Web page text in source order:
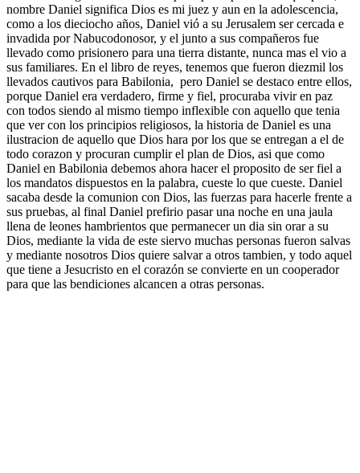
nombre Daniel significa Dios es mi juez y aun en la adolescencia,
como a los dieciocho años, Daniel vió a su Jerusalem ser cercada e
invadida por Nabucodonosor, y el junto a sus compañeros fue
llevado como prisionero para una tierra distante, nunca mas el vio a
sus familiares. En el libro de reyes, tenemos que fueron diezmil los
llevados cautivos para Babilonia, pero Daniel se destaco entre ellos,
porque Daniel era verdadero, firme y fiel, procuraba vivir en paz
con todos siendo al mismo tiempo inflexible con aquello que tenia
que ver con los principios religiosos, la historia de Daniel es una
ilustracion de aquello que Dios hara por los que se entregan a el de
todo corazon y procuran cumplir el plan de Dios, asi que como
Daniel en Babilonia debemos ahora hacer el proposito de ser fiel a
los mandatos dispuestos en la palabra, cueste lo que cueste. Daniel
sacaba desde la comunion con Dios, las fuerzas para hacerle frente a
sus pruebas, al final Daniel prefirio pasar una noche en una jaula
llena de leones hambrientos que permanecer un dia sin orar a su
Dios, mediante la vida de este siervo muchas personas fueron salvas
y mediante nosotros Dios quiere salvar a otros tambien, y todo aquel
que tiene a Jesucristo en el corazón se convierte en un cooperador
para que las bendiciones alcancen a otras personas.